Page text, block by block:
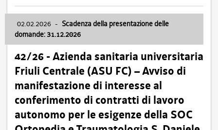
02.02.2026 - Scadenza della presentazione delle
domande: 31.12.2026
42/26 - Azienda sanitaria universitaria
Friuli Centrale (ASU FC) – Avviso di
manifestazione di interesse al
conferimento di contratti di lavoro
autonomo per le esigenze della SOC